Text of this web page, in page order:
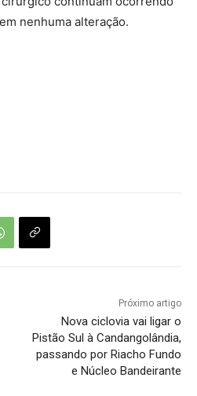
nenhuma alteração.
Próximo artigo
Nova ciclovia vai ligar o
Pistão Sul à Candangolândia,
passando por Riacho Fundo
e Núcleo Bandeirante